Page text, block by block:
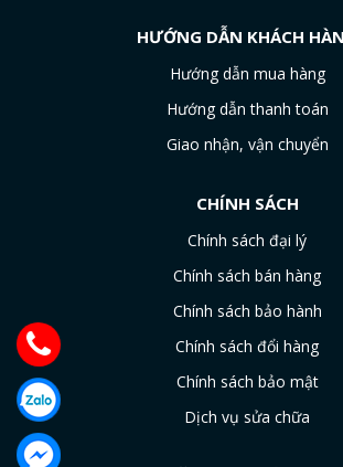
HƯỚNG DẪN KHÁCH
Hướng dẫn mua hàng
Hướng dẫn thanh toán
Giao nhận, vận chuyển
CHÍNH SÁCH
Chính sách đại lý
Chính sách bán hàng
Chính sách bảo hành
Chính sách đổi hàng
Chính sách bảo mật
Dịch vụ sửa chữa